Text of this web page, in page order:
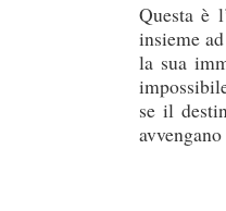
Questa è
insieme
la sua
se il